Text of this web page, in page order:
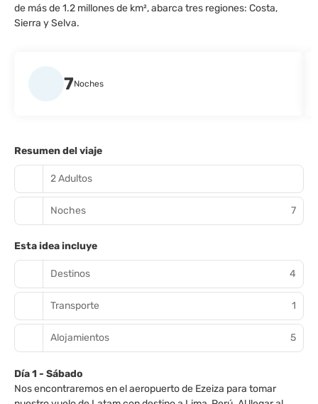
de más de 1.2 millones de km², abarca tres regiones: Costa,
Sierra y Selva.
7Noches
Resumen del viaje
2 Adultos
Noches 7
Esta idea incluye
Destinos 4
Transporte 1
Alojamientos 5
Día 1 - Sábado
Nos encontraremos en el aeropuerto de Ezeiza para tomar